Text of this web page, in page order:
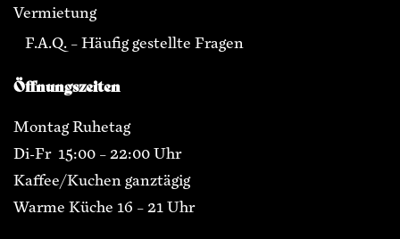
Vermietung
F.A.Q. – Häufig gestellte Fragen
Öffnungszeiten
Montag Ruhetag
Di-Fr 15:00 – 22:00 Uhr
Kaffee/Kuchen ganztägig
Warme Küche 16 – 21 Uhr